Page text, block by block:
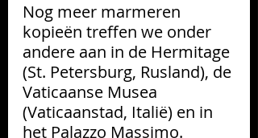
Nog meer marmeren
kopieën treffen we onder
andere aan in de Hermitage
(St. Petersburg, Rusland), de
Vaticaanse Musea
(Vaticaanstad, Italië) en in
het Palazzo Massimo.